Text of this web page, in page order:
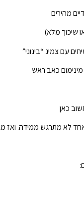
מהירים
שיכוך מלא)
עם צמיג “בינוני”
מינימום כאב ראש
לא מתרגש ממידה. ואז